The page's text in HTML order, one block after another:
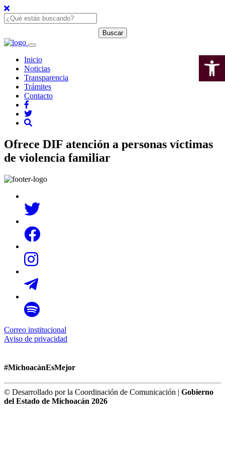
Inicio
Noticias
Transparencia
Trámites
Contacto
Ofrece DIF atención a personas víctimas
de violencia familiar
Correo institucional
Aviso de privacidad
#MichoacánEsMejor
© Desarrollado por la Coordinación de Comunicación | Gobierno
del Estado de Michoacán 2026